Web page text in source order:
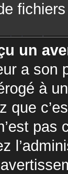
un
a son
à
que
pas